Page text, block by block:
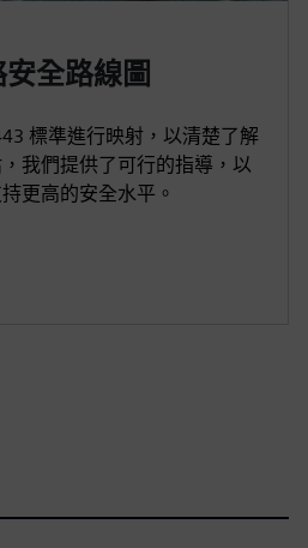
全路線圖
標準進行映射，以清楚了解
我們提供了可行的指導，以
更高的安全水平。